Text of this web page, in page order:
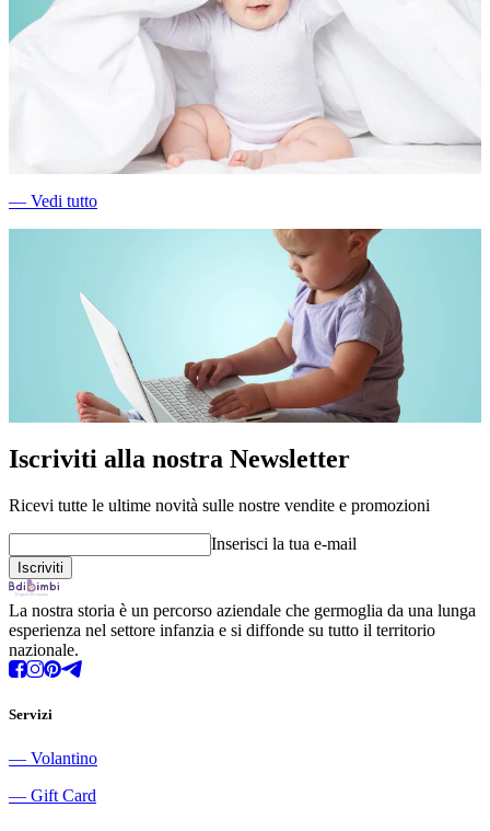
― Vedi tutto
Iscriviti alla nostra Newsletter
Ricevi tutte le ultime novità sulle nostre vendite e promozioni
Inserisci la tua e-mail
La nostra storia è un percorso aziendale che germoglia da una lunga
esperienza nel settore infanzia e si diffonde su tutto il territorio
nazionale.
Servizi
― Volantino
― Gift Card